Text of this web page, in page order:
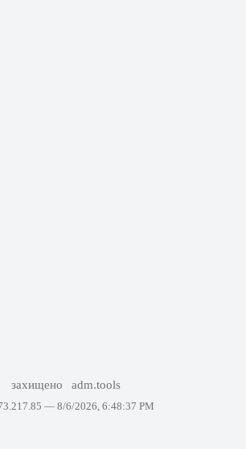
захищено adm.tools
— 8/6/2026, 6:48:37 PM